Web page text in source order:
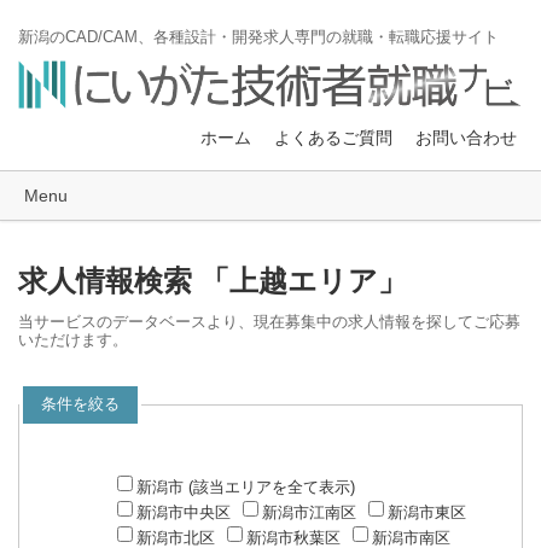
新潟のCAD/CAM、各種設計・開発求人専門の就職・転職応援サイト
ホーム よくあるご質問 お問い合わせ
Menu
求人情報検索 「上越エリア」
当サービスのデータベースより、現在募集中の求人情報を探してご応募
いただけます。
条件を絞る
新潟市 (該当エリアを全て表示)
新潟市中央区
新潟市江南区
新潟市東区
新潟市北区
新潟市秋葉区
新潟市南区